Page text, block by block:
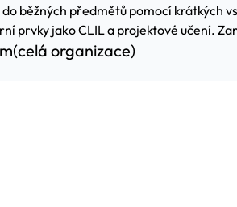
běžných předmětů pomocí krátkých
prvky jako CLIL a projektové učení.
(celá organizace)